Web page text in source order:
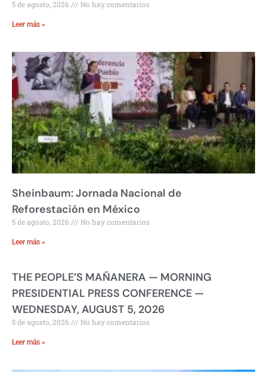
5 de agosto, 2026 No hay comentarios
Leer más »
Sheinbaum: Jornada Nacional de
Reforestación en México
5 de agosto, 2026 No hay comentarios
Leer más »
THE PEOPLE’S MAÑANERA — MORNING
PRESIDENTIAL PRESS CONFERENCE —
WEDNESDAY, AUGUST 5, 2026
5 de agosto, 2026 No hay comentarios
Leer más »